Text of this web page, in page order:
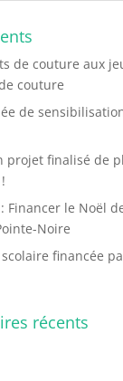
de couture aux
couture
de
projet finalisé de
Financer le Noël
Noire
financée
récents